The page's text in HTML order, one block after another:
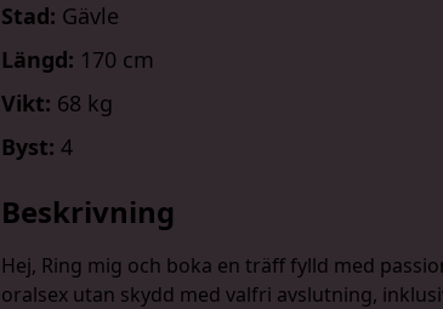
Stad: Gävle
Längd: 170 cm
Vikt: 68 kg
Byst: 4
Beskrivning
Hej, Ring mig och boka en träff fylld med
oralsex utan skydd med valfri avslutning,